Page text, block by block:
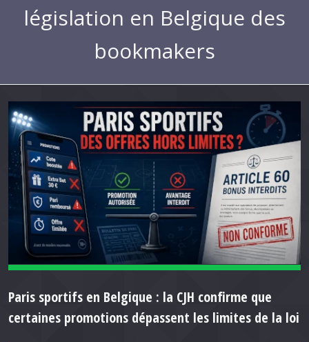
législation en Belgique des
bookmakers
Paris sportifs en Belgique : la CJH confirme que
certaines promotions dépassent les limites de la loi